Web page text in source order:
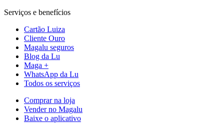
Serviços e benefícios
Cartão Luiza
Cliente Ouro
Magalu seguros
Blog da Lu
Maga +
WhatsApp da Lu
Todos os serviços
Comprar na loja
Vender no Magalu
Baixe o aplicativo